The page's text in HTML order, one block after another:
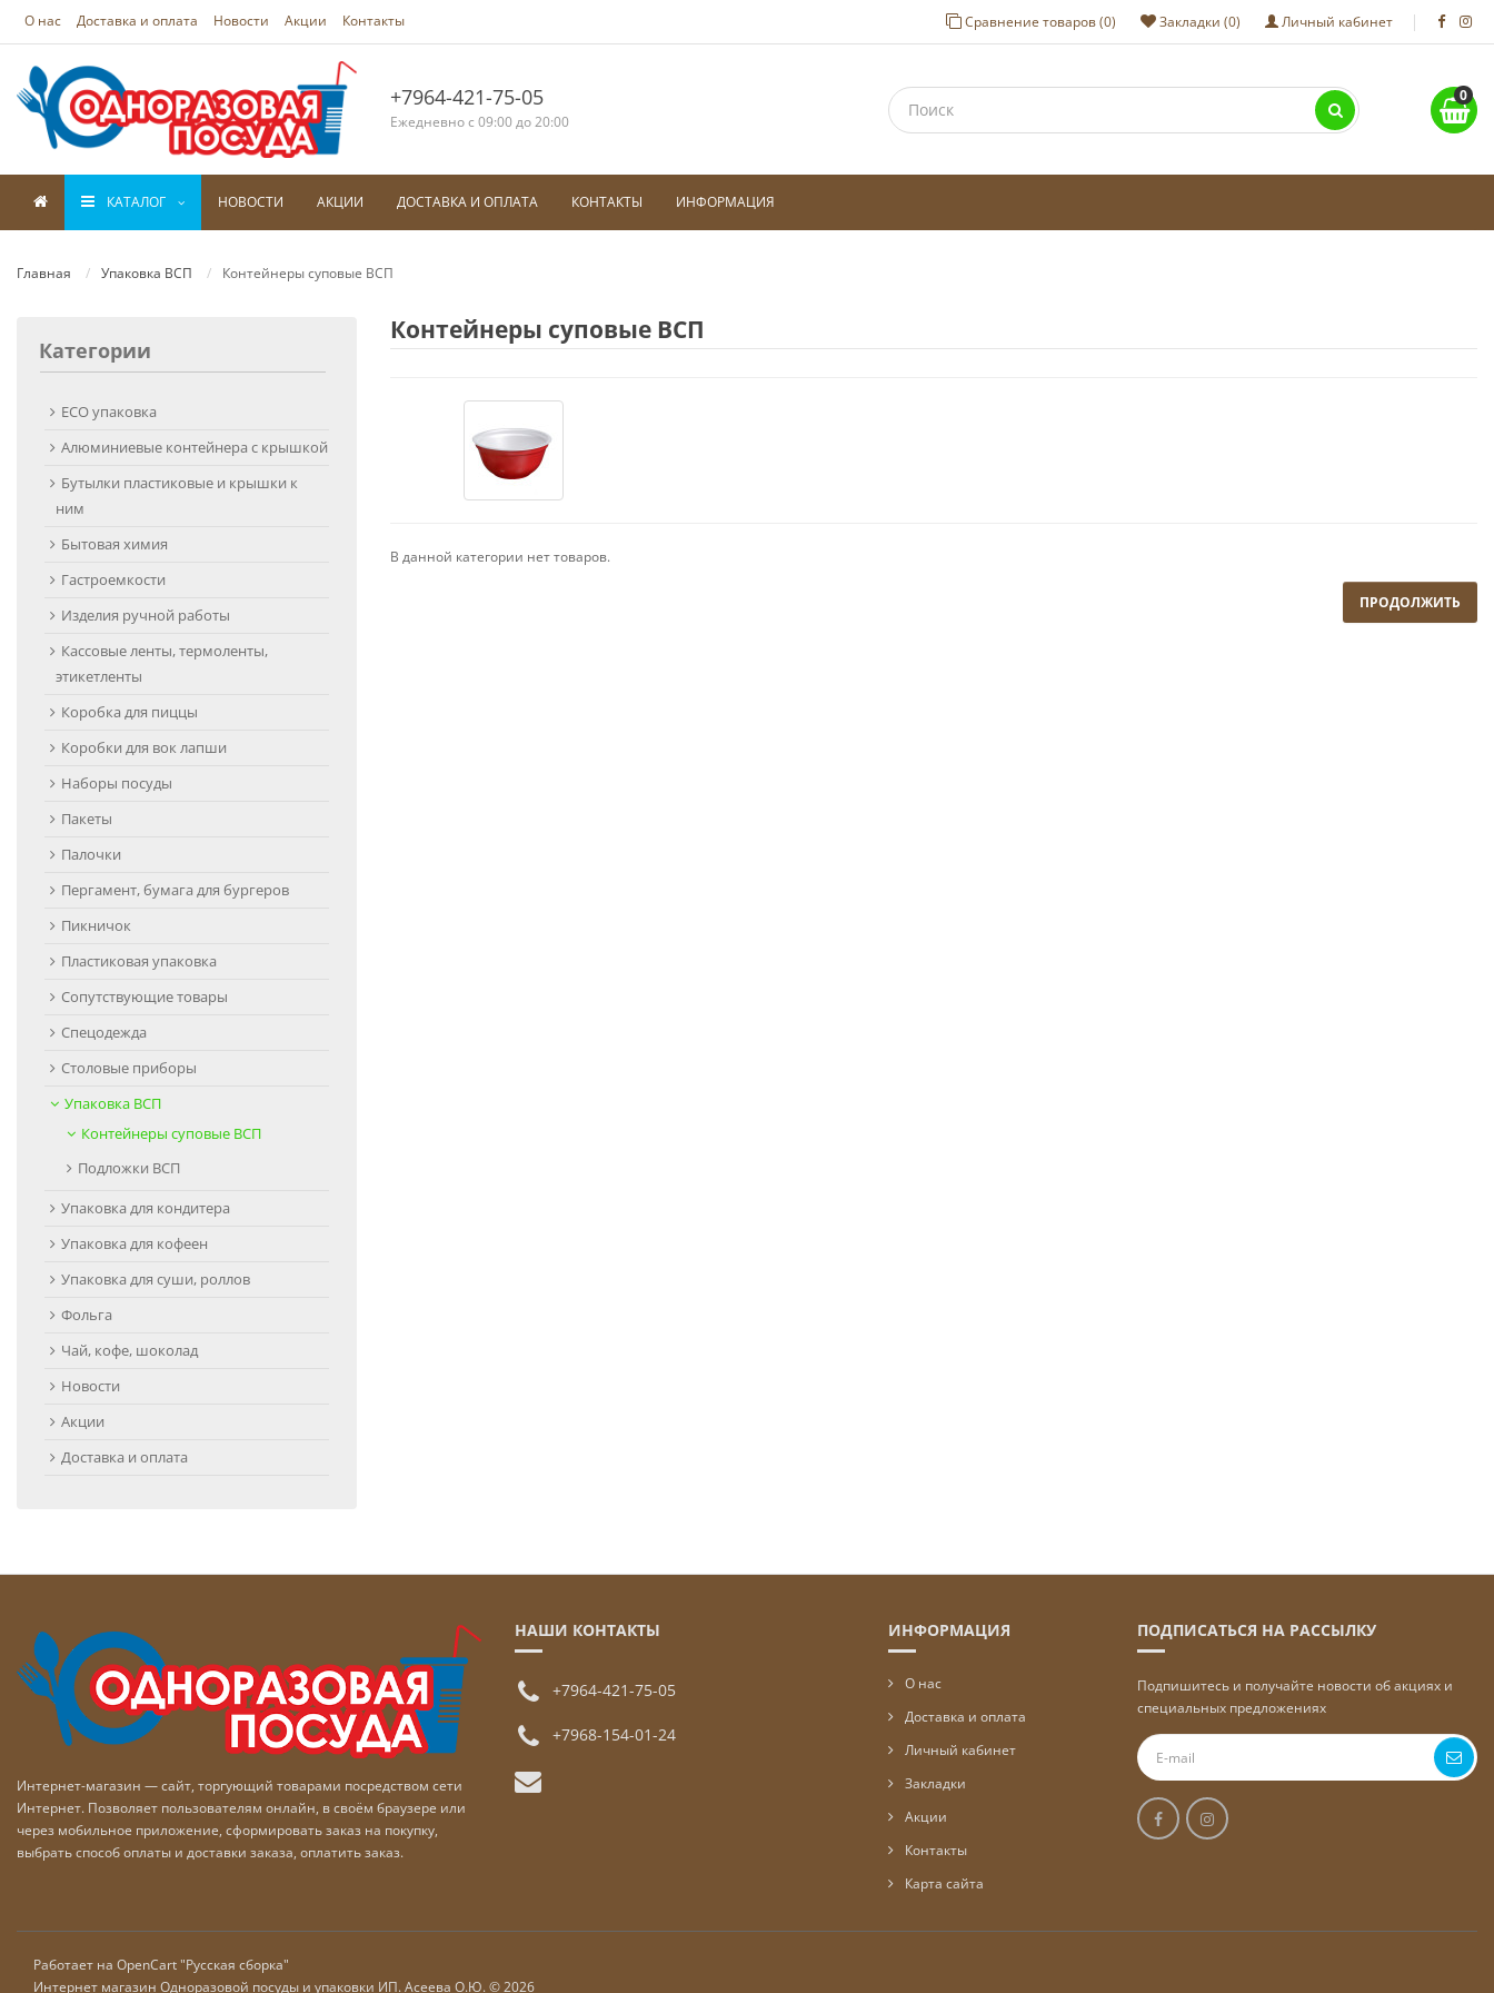
О нас Доставка и оплата Новости Акции Контакты Личный кабинет
Закладки (0)
Сравнение товаров (0)
+7964-421-75-05
Ежедневно с 09:00 до 20:00
0
КАТАЛОГ НОВОСТИ АКЦИИ ДОСТАВКА И ОПЛАТА КОНТАКТЫ ИНФОРМАЦИЯ
Главная Упаковка ВСП Контейнеры суповые ВСП
Категории
ECO упаковка
Алюминиевые контейнера с крышкой
Бутылки пластиковые и крышки к
ним
Бытовая химия
Гастроемкости
Изделия ручной работы
Кассовые ленты, термоленты,
этикетленты
Коробка для пиццы
Коробки для вок лапши
Наборы посуды
Пакеты
Палочки
Пергамент, бумага для бургеров
Пикничок
Пластиковая упаковка
Сопутствующие товары
Спецодежда
Столовые приборы
Упаковка ВСП
Контейнеры суповые ВСП
Подложки ВСП
Упаковка для кондитера
Упаковка для кофеен
Упаковка для суши, роллов
Фольга
Чай, кофе, шоколад
Новости
Акции
Доставка и оплата
Контейнеры суповые ВСП
В данной категории нет товаров.
ПРОДОЛЖИТЬ
Интернет-магазин — сайт, торгующий товарами посредством сети
Интернет. Позволяет пользователям онлайн, в своём браузере или
через мобильное приложение, сформировать заказ на покупку,
выбрать способ оплаты и доставки заказа, оплатить заказ.
НАШИ КОНТАКТЫ
+7964-421-75-05
+7968-154-01-24
ИНФОРМАЦИЯ
О нас
Доставка и оплата
Личный кабинет
Закладки
Акции
Контакты
Карта сайта
ПОДПИСАТЬСЯ НА РАССЫЛКУ
Подпишитесь и получайте новости об акциях и
специальных предложениях
Работает на OpenCart "Русская сборка"
Интернет магазин Одноразовой посуды и упаковки ИП. Асеева О.Ю. © 2026